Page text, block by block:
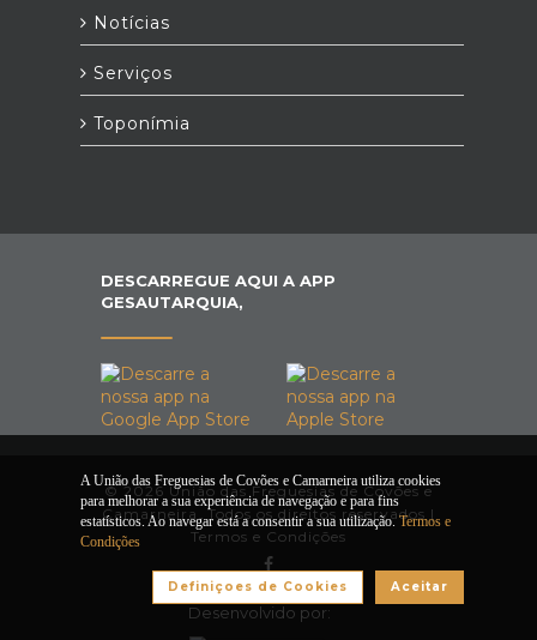
Notícias
Serviços
Toponímia
DESCARREGUE AQUI A APP
GESAUTARQUIA,
© 2026 União das Freguesias de Covões e
Camarneira. Todos os direitos reservados |
Termos e Condições
Desenvolvido por:
A União das Freguesias de Covões e Camarneira utiliza cookies
para melhorar a sua experiência de navegação e para fins
estatísticos. Ao navegar está a consentir a sua utilização.Termos e
Condições
Aceitar
Definiçoes de Cookies